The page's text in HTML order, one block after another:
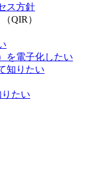
ス方針
QIR）
を電子化したい
知りたい
たい